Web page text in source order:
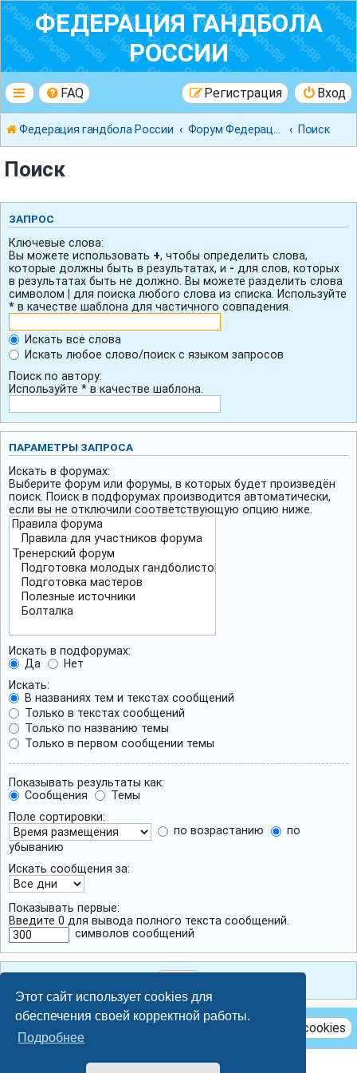
Этот сайт использует cookies для
обеспечения своей корректной работы.
Подробнее
ФЕДЕРАЦИЯ ГАНДБОЛА
РОССИИ
FAQ Вход
Регистрация
Федерация гандбола России Поиск
Поиск
ЗАПРОС
Ключевые слова:
Вы можете использовать +, чтобы определить слова,
которые должны быть в результатах, и - для слов, которых
в результатах быть не должно. Вы можете разделить слова
символом
для поиска любого слова из списка. Используйте
* в качестве шаблона для частичного совпадения.
Искать все слова
Искать любое слово/поиск с языком запросов
Поиск по автору:
Используйте * в качестве шаблона.
ПАРАМЕТРЫ ЗАПРОСА
Искать в форумах:
Выберите форум или форумы, в которых будет произведён
поиск. Поиск в подфорумах производится автоматически,
если вы не отключили соответствующую опцию ниже.
Искать в подфорумах:
Да
Нет
Искать:
В названиях тем и текстах сообщений
Только в текстах сообщений
Только по названию темы
Только в первом сообщении темы
Показывать результаты как:
Сообщения
Темы
Поле сортировки:
по возрастанию
по
убыванию
Искать сообщения за:
Показывать первые:
Введите 0 для вывода полного текста сообщений.
символов сообщений
Удалить cookies
Breeze style byIan Bradley